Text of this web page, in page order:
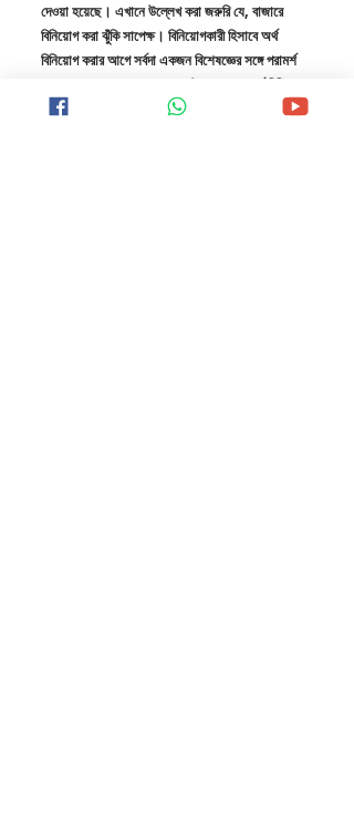
দেওয়া হয়েছে। এখানে উল্লেখ করা জরুরি যে, বাজারে
বিনিয়োগ করা ঝুঁকি সাপেক্ষ। বিনিয়োগকারী হিসাবে অর্থ
বিনিয়োগ করার আগে সর্বদা একজন বিশেষজ্ঞের সঙ্গে পরামর্শ
করুন। SINDHUK কখনও কাউকে এখানে অর্থ বিনিয়োগ
করার পরামর্শ দেয় না। এখানে কেবল শিক্ষার উদ্দেশ্যে এই